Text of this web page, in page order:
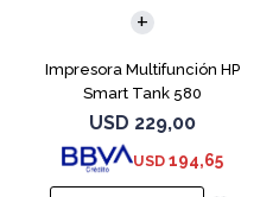
Impresora Multifunción HP
Smart Tank 580
USD 229,00
USD 194,65